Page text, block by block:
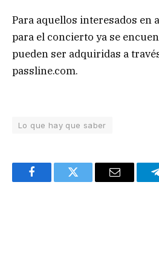
Para aquellos interesados en
para el concierto ya se
pueden ser adquiridas a
passline.com.
Lo que hay que saber
FacebookTwitter Email